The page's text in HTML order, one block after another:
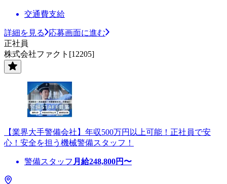
交通費支給
詳細を見る
応募画面に進む
正社員
株式会社ファクト[12205]
【業界大手警備会社】年収500万円以上可能！正社員で安
心！安全を担う機械警備スタッフ！
警備スタッフ 月給248,800円〜